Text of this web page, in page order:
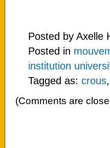
Posted by Axelle
Posted in
institution
Tagged as: crous,
(Comments are